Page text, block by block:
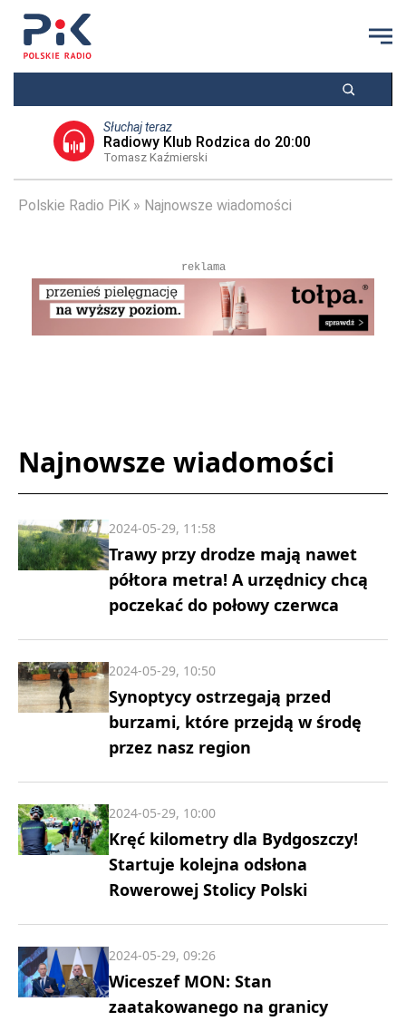
Słuchaj teraz
Radiowy Klub Rodzica do 20:00
Tomasz Kaźmierski
Polskie Radio PiK Najnowsze wiadomości
reklama
Najnowsze wiadomości
Trawy przy drodze mają nawet
półtora metra! A urzędnicy chcą
poczekać do połowy czerwca
2024-05-29, 11:58
Synoptycy ostrzegają przed
burzami, które przejdą w środę
przez nasz region
2024-05-29, 10:50
Kręć kilometry dla Bydgoszczy!
Startuje kolejna odsłona
Rowerowej Stolicy Polski
2024-05-29, 10:00
Wiceszef MON: Stan
zaatakowanego na granicy
2024-05-29, 09:26